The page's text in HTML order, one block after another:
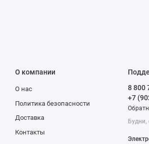
400,
из бункеров
О компании
О нас
Политика безопасности
Доставка
Контакты
8 800
+7
Будни,